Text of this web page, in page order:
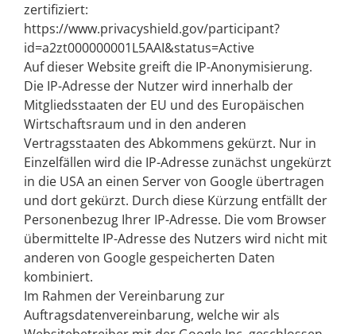
zertifiziert:
https://www.privacyshield.gov/participant?
id=a2zt000000001L5AAI&status=Active
Auf dieser Website greift die IP-Anonymisierung.
Die IP-Adresse der Nutzer wird innerhalb der
Mitgliedsstaaten der EU und des Europäischen
Wirtschaftsraum und in den anderen
Vertragsstaaten des Abkommens gekürzt. Nur in
Einzelfällen wird die IP-Adresse zunächst ungekürzt
in die USA an einen Server von Google übertragen
und dort gekürzt. Durch diese Kürzung entfällt der
Personenbezug Ihrer IP-Adresse. Die vom Browser
übermittelte IP-Adresse des Nutzers wird nicht mit
anderen von Google gespeicherten Daten
kombiniert.
Im Rahmen der Vereinbarung zur
Auftragsdatenvereinbarung, welche wir als